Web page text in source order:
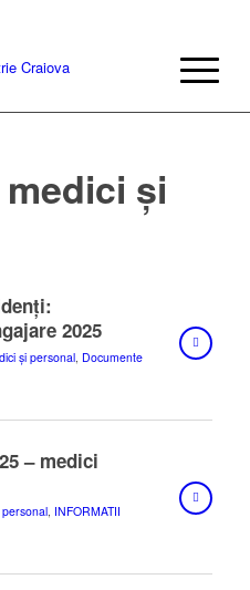
și
2025
și personal, Documente
– medici
, INFORMATII